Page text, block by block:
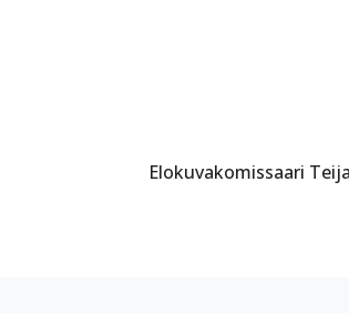
Elokuvakomissaari